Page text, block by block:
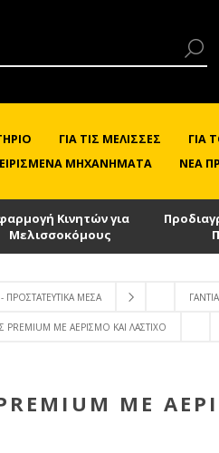
ΓΙΑ ΤΙΣ ΜΈΛΙΣΣΕΣ ΓΙΑ
ΜΗΧΑΝΉΜΑΤΑ ΝΈΑ
Κινητών για
Μελισσοκόμους
ΠΡΟΣΤΑΤΕΥΤΙΚΆ ΜΈΣΑ ΓΆΝΤΙΑ
PREMIUM ΜΕ ΑΕΡΙΣΜΌ ΚΑΙ ΛΆΣΤΙΧΟ
ΜΕ